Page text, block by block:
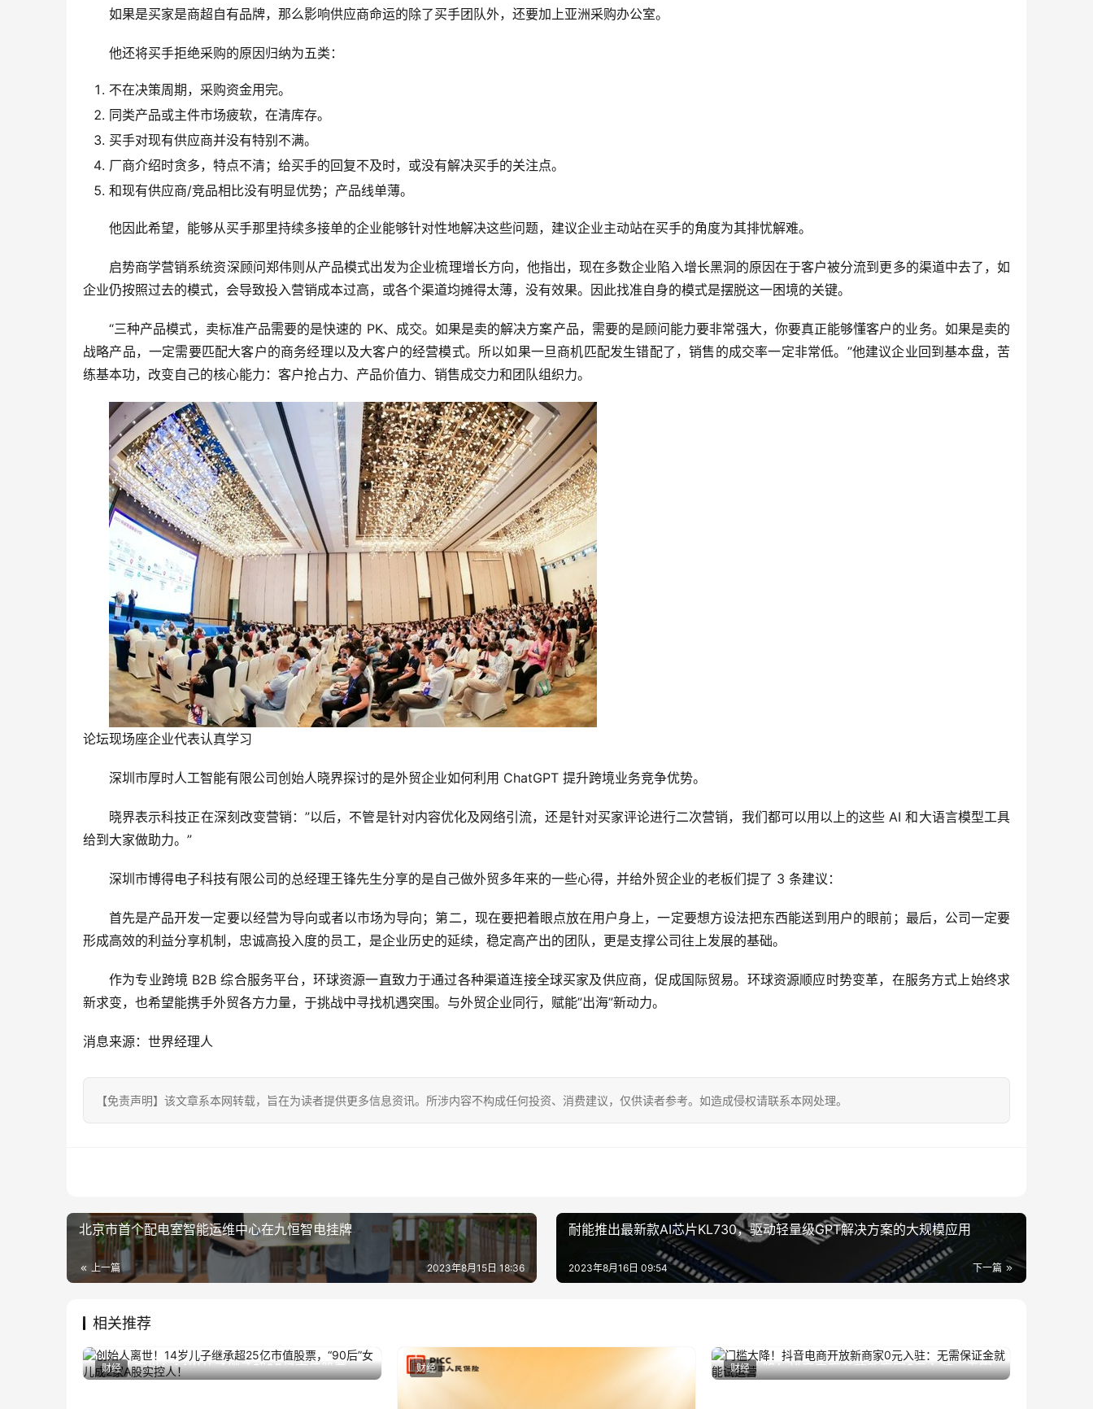
如果是买家是商超自有品牌，那么影响供应商命运的除了买手团队外，还要加上亚洲采购办公室。
他还将买手拒绝采购的原因归纳为五类：
不在决策周期，采购资金用完。
同类产品或主件市场疲软，在清库存。
买手对现有供应商并没有特别不满。
厂商介绍时贪多，特点不清；给买手的回复不及时，或没有解决买手的关注点。
和现有供应商/竞品相比没有明显优势；产品线单薄。
他因此希望，能够从买手那里持续多接单的企业能够针对性地解决这些问题，建议企业主动站在买手的角度为其排忧解难。
启势商学营销系统资深顾问郑伟则从产品模式出发为企业梳理增长方向，他指出，现在多数企业陷入增长黑洞的原因在于客户被分流到更多的渠道中去了，如
企业仍按照过去的模式，会导致投入营销成本过高，或各个渠道均摊得太薄，没有效果。因此找准自身的模式是摆脱这一困境的关键。
“三种产品模式，卖标准产品需要的是快速的 PK、成交。如果是卖的解决方案产品，需要的是顾问能力要非常强大，你要真正能够懂客户的业务。如果是卖的
战略产品，一定需要匹配大客户的商务经理以及大客户的经营模式。所以如果一旦商机匹配发生错配了，销售的成交率一定非常低。”他建议企业回到基本盘，苦
练基本功，改变自己的核心能力：客户抢占力、产品价值力、销售成交力和团队组织力。
论坛现场座企业代表认真学习
深圳市厚时人工智能有限公司创始人晓界探讨的是外贸企业如何利用 ChatGPT 提升跨境业务竞争优势。
晓界表示科技正在深刻改变营销：”以后，不管是针对内容优化及网络引流，还是针对买家评论进行二次营销，我们都可以用以上的这些 AI 和大语言模型工具
给到大家做助力。”
深圳市博得电子科技有限公司的总经理王锋先生分享的是自己做外贸多年来的一些心得，并给外贸企业的老板们提了 3 条建议：
首先是产品开发一定要以经营为导向或者以市场为导向；第二，现在要把着眼点放在用户身上，一定要想方设法把东西能送到用户的眼前；最后，公司一定要
形成高效的利益分享机制，忠诚高投入度的员工，是企业历史的延续，稳定高产出的团队，更是支撑公司往上发展的基础。
作为专业跨境 B2B 综合服务平台，环球资源一直致力于通过各种渠道连接全球买家及供应商，促成国际贸易。环球资源顺应时势变革，在服务方式上始终求
新求变，也希望能携手外贸各方力量，于挑战中寻找机遇突围。与外贸企业同行，赋能”出海”新动力。
消息来源：世界经理人
【免责声明】该文章系本网转载，旨在为读者提供更多信息资讯。所涉内容不构成任何投资、消费建议，仅供读者参考。如造成侵权请联系本网处理。
北京市首个配电室智能运维中心在九恒智电挂牌
上一篇 2023年8月15日 18:36
耐能推出最新款AI芯片KL730，驱动轻量级GPT解决方案的大规模应用
下一篇
2023年8月16日 09:54
相关推荐
创始人离世！14岁儿子继承超25亿市值股票，
2024年6月21日
财经 财经
门槛大降！抖音电商开放新商家0元入驻：无需
2025年6月12日
财经